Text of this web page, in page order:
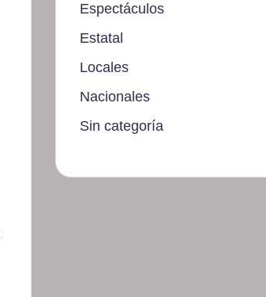
Espectáculos
Estatal
Locales
Nacionales
Sin categoría